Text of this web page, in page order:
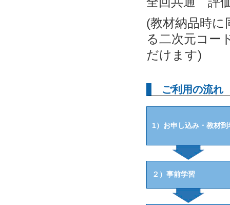
(教材納品時
る二次元コー
だけます)
ご利用の流れ
1）お申し込み・教材到
２）事前学習